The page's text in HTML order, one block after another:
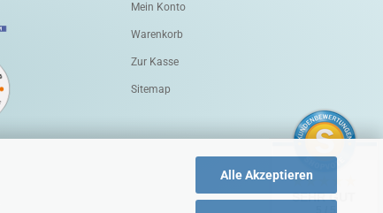
Alle Akzeptieren
Mein Konto
Warenkorb
Zur Kasse
Sitemap
SEHR GUT